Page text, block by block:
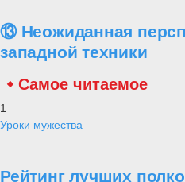
⑬ Неожиданная
западной техники
Самое читаемое
1
Уроки мужества
Рейтинг лучших